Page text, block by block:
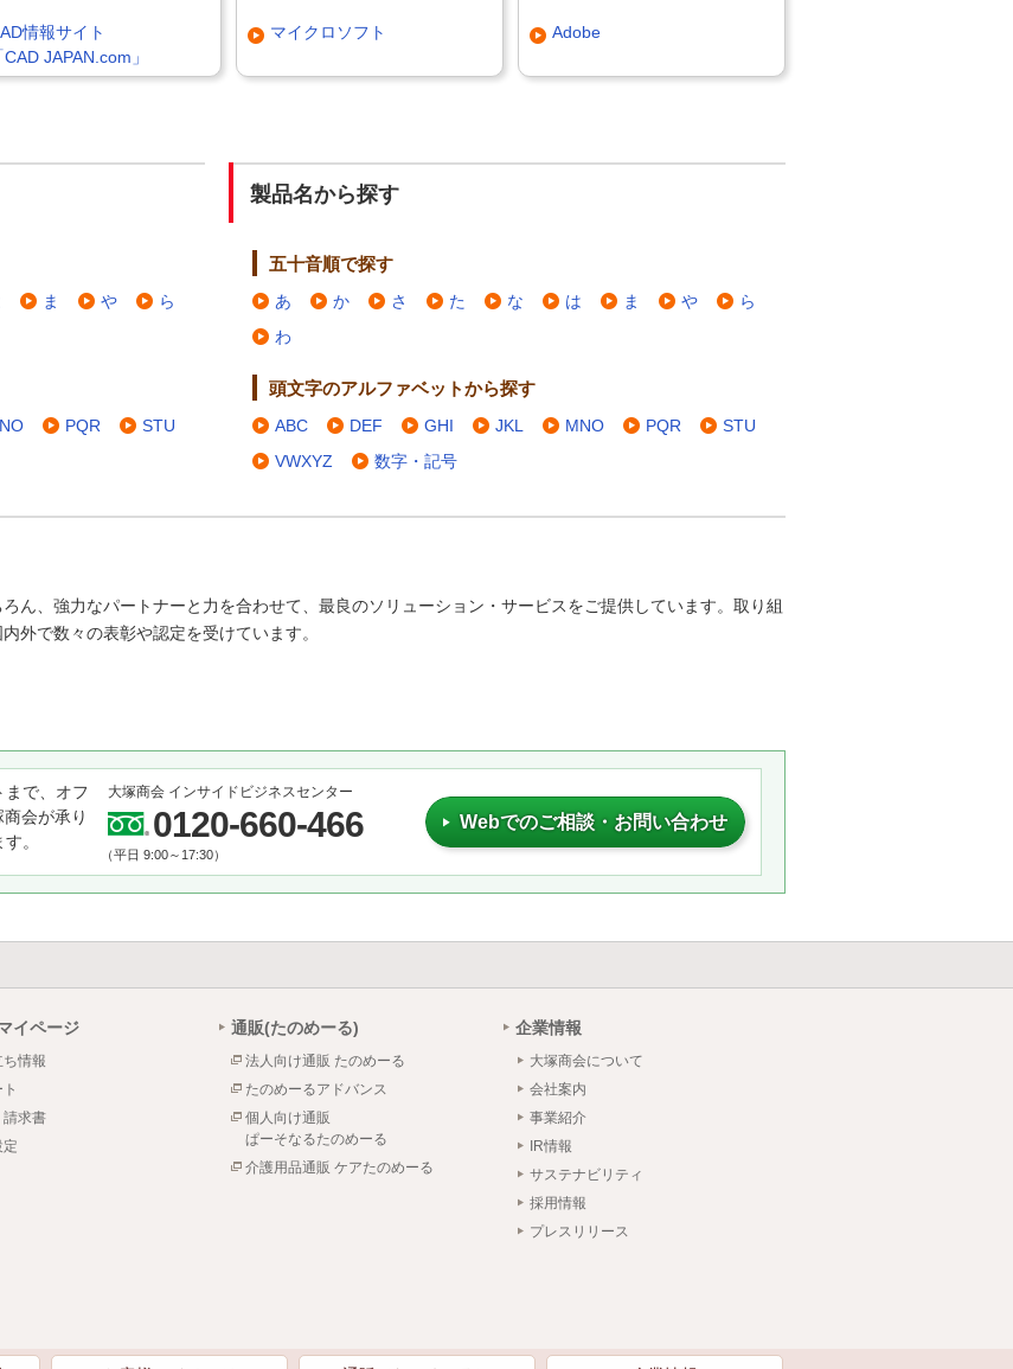
情報サイト
CAD JAPAN.com」
マイクロソフト Adobe
ま や
ら
PQR
STU
製品名から探す
五十音順で探す
あ か さ た な は ま や
ら
わ
頭文字のアルファベットから探す
ABC DEF GHI JKL MNO PQR
STU
VWXYZ
数字・記号
ん、強力なパートナーと力を合わせて、最良のソリューション・サービスをご提供しています。取り組
外で数々の表彰や認定を受けています。
まで、オフ
会が承り
。
大塚商会 インサイドビジネスセンター
0120-660-466
（平日 9:00～17:30）
Webでのご相談・お問い合わせ
イページ
ち情報
請求書
定
通販(たのめーる)
法人向け通販 たのめーる
たのめーるアドバンス
個人向け通販
ぱーそなるたのめーる
介護用品通販 ケアたのめーる
企業情報
大塚商会について
会社案内
事業紹介
IR情報
サステナビリティ
採用情報
プレスリリース